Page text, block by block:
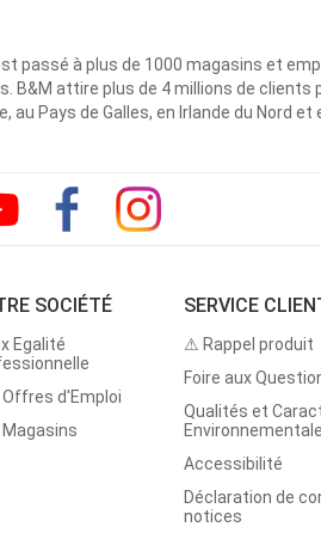
passé à plus de 1000 magasins et
B&M attire plus de 4 millions de clients
Pays de Galles, en Irlande du Nord et
SOCIÉTÉ
Egalité
Offres d'Emploi
Magasins
SERVICE
⚠ Rappel produit
Foire aux
Qualités et
Accessibilité
Déclaration de
notices